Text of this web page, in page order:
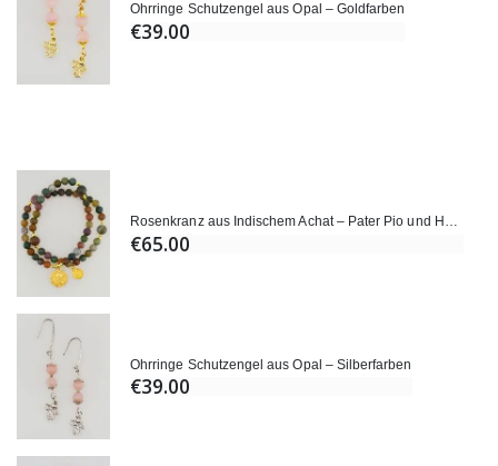
Ohrringe Schutzengel aus Opal – Goldfarben
€39.00
€65.00
Ohrringe Schutzengel aus Opal – Silberfarben
€39.00